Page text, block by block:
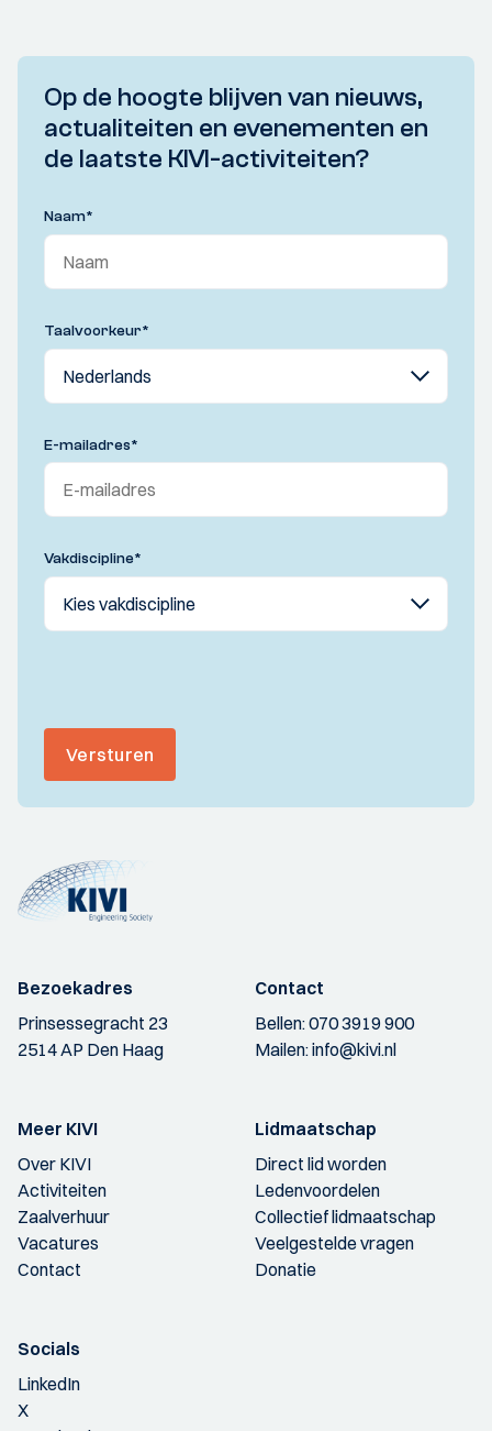
Op de hoogte blijven van nieuws,
actualiteiten en evenementen en
de laatste KIVI-activiteiten?
Naam*
Taalvoorkeur*
E-mailadres*
Vakdiscipline*
Versturen
Bezoekadres
Prinsessegracht 23
2514 AP Den Haag
Contact
Bellen:070 3919 900
Mailen:info@kivi.nl
Meer KIVI
Over KIVI
Activiteiten
Zaalverhuur
Vacatures
Contact
Lidmaatschap
Direct lid worden
Ledenvoordelen
Collectief lidmaatschap
Veelgestelde vragen
Donatie
Socials
LinkedIn
X